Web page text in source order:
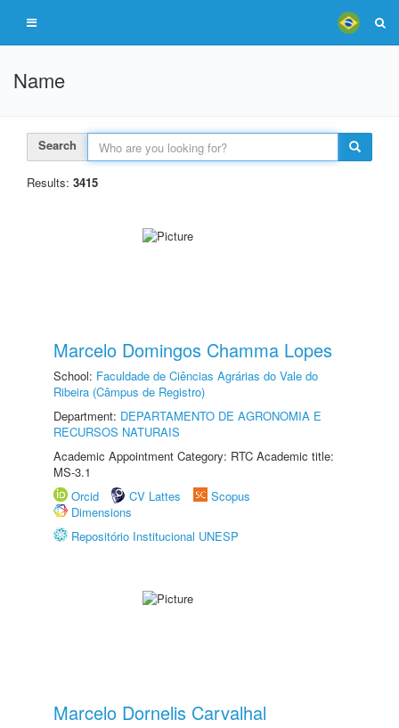
Name
Search
Results: 3415
Marcelo Domingos Chamma Lopes
School: Faculdade de Ciências Agrárias do Vale do
Ribeira (Câmpus de Registro)
Department: DEPARTAMENTO DE AGRONOMIA E
RECURSOS NATURAIS
Academic Appointment Category: RTC Academic title:
MS-3.1
Orcid
CV Lattes
Scopus
Dimensions
Repositório Institucional UNESP
Marcelo Dornelis Carvalhal